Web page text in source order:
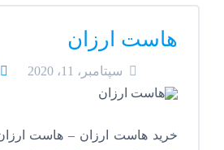
هاست ارزان
سپتامبر، 11، 2020
خرید هاست ارزان – هاست